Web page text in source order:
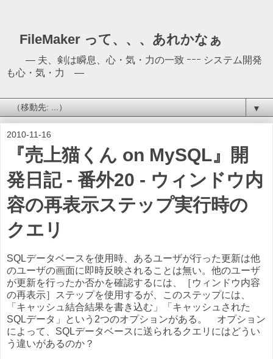
FileMaker って、、、あれかなぁ
― 夫、剣は瞬息、心・気・力の一致 ｰｰｰ システム開発
も心・気・力 ―
▼
2010-11-16
『売上猫くん on MySQL』開
発日記 - 番外20 - ウィンドウ内
容の再表示ステップ実行時の
クエリ
SQLデータベースを使用時、あるユーザが行った更新は他
のユーザの画面に即時反映されることは無い。他のユーザ
が更新を行ったか否かを確認するには、［ウィンドウ内容
の再表示］ステップを使用するが、このステップには、
「キャッシュ結合結果を書き込む」「キャッシュされた
SQLデータ」という2つのオプションがある。 オプション
によって、SQLデータベースに送られるクエリにはどうい
う違いがあるのか？